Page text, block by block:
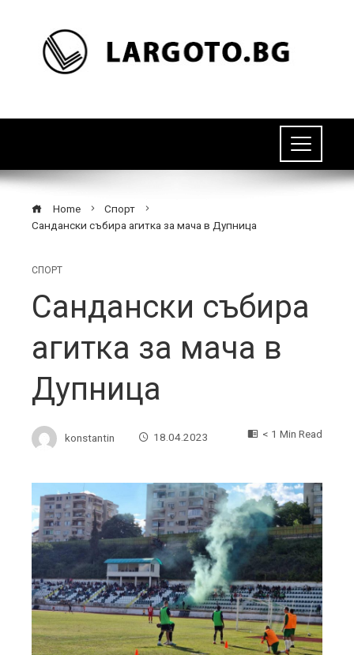
Home
Спорт
Сандански събира агитка за мача в Дупница
СПОРТ
Сандански събира
агитка за мача в
Дупница
konstantin 18.04.2023 < 1 Min Read